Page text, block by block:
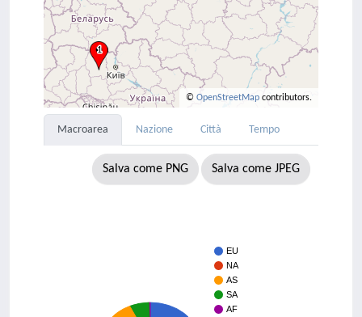
© OpenStreetMap contributors.
Macroarea Nazione Città Tempo
Salva come PNG Salva come JPEG
EU
NA
AS
SA
AF